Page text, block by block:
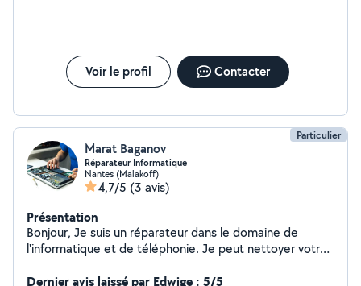
Voir le profil Contacter
Particulier
Marat Baganov
Réparateur Informatique
Nantes (Malakoff)
4,7/5 (3 avis)
Présentation
Bonjour, Je suis un réparateur dans le domaine de
l'informatique et de téléphonie. Je peut nettoyer votre
jours, réparez vos PC et smartphone.
Dernier avis laissé par Edwige : 5/5